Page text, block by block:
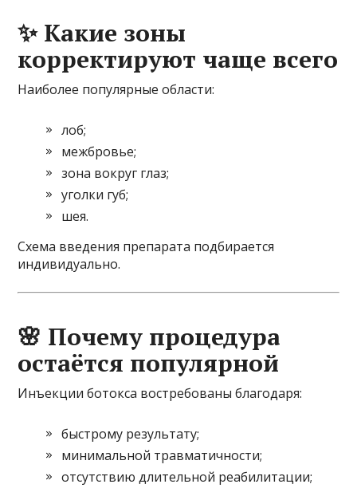
✨ Какие зоны
корректируют чаще всего
Наиболее популярные области:
лоб;
межбровье;
зона вокруг глаз;
уголки губ;
шея.
Схема введения препарата подбирается
индивидуально.
🌸 Почему процедура
остаётся популярной
Инъекции ботокса востребованы благодаря:
быстрому результату;
минимальной травматичности;
отсутствию длительной реабилитации;